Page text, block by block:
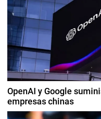
OpenAI y Google
empresas chinas